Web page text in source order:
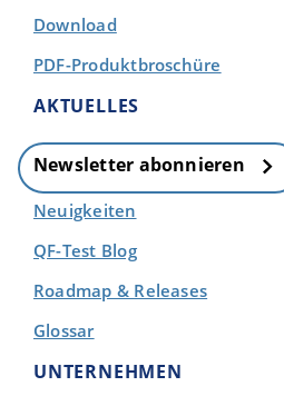
Download
PDF-Produktbroschüre
AKTUELLES
Newsletter abonnieren
Neuigkeiten
QF-Test Blog
Roadmap & Releases
Glossar
UNTERNEHMEN